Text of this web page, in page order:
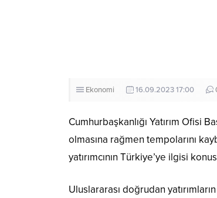
Ekonomi 16.09.2023 17:00
Cumhurbaşkanlığı Yatırım Ofisi
olmasına rağmen tempolarını
yatırımcının Türkiye’ye ilgisi
Uluslararası doğrudan